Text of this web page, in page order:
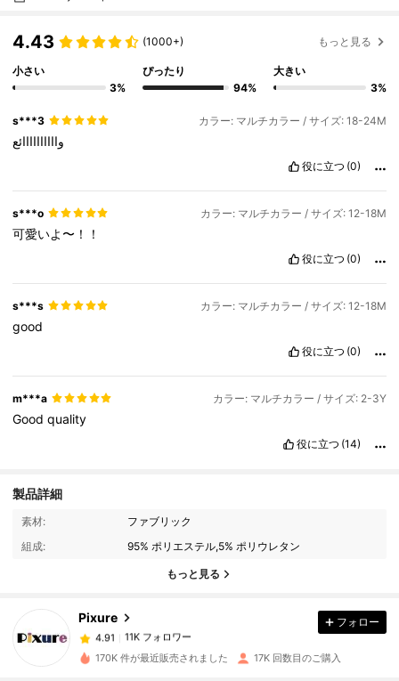
4.43 (1000+) もっと見る
小さい
3%
ぴったり
94%
大きい
3%
s***3 カラー: マルチカラー / サイズ: 18-24M
واااااااااائع
役に立つ (0)
s***o カラー: マルチカラー / サイズ: 12-18M
可愛いよ〜！！
役に立つ (0)
s***s カラー: マルチカラー / サイズ: 12-18M
good
役に立つ (0)
m***a カラー: マルチカラー / サイズ: 2-3Y
Goodquality
役に立つ (14)
製品詳細
素材:
ファブリック
組成:
95% ポリエステル,5% ポリウレタン
もっと見る
Pixure
11K フォロワー
4.91
11K フォロワー
y***5
は1日前に購入しました
フォロー
170K 件が最近販売されました 17K 回数目のご購入